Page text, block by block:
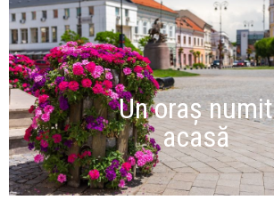
Un oraș numit
acasă